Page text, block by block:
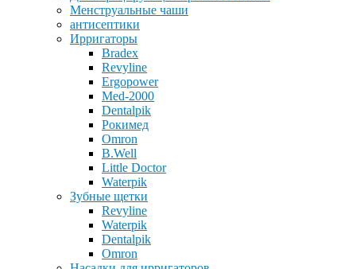
Менструальные чаши
антисептики
Ирригаторы
Bradex
Revyline
Ergopower
Med-2000
Dentalpik
Рокимед
Omron
B.Well
Little Doctor
Waterpik
Зубные щетки
Revyline
Waterpik
Dentalpik
Omron